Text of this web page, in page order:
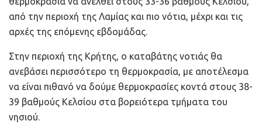
από την περιοχή της Λαμίας και πιο νότια, μέχρι και τις
αρχές της επόμενης εβδομάδας.
Στην περιοχή της Κρήτης, ο καταβάτης νοτιάς θα
ανεβάσει περισσότερο τη θερμοκρασία, με αποτέλεσμα
να είναι πιθανό να δούμε θερμοκρασίες κοντά στους 38-
39 βαθμούς Κελσίου στα βορειότερα τμήματα του
νησιού.